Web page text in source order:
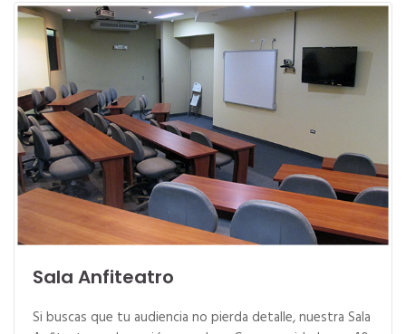
Sala Anfiteatro
Si buscas que tu audiencia no pierda detalle, nuestra Sala